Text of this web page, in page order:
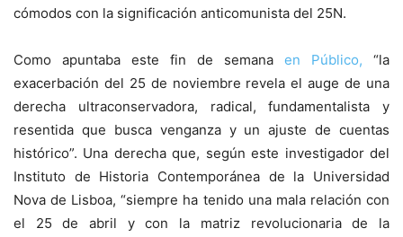
cómodos con la significación anticomunista del 25N.
Como apuntaba este fin de semana en Público, “la
exacerbación del 25 de noviembre revela el auge de una
derecha ultraconservadora, radical, fundamentalista y
resentida que busca venganza y un ajuste de cuentas
histórico”. Una derecha que, según este investigador del
Instituto de Historia Contemporánea de la Universidad
Nova de Lisboa, “siempre ha tenido una mala relación con
el 25 de abril y con la matriz revolucionaria de la